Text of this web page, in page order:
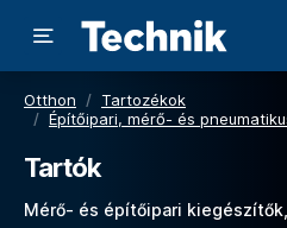
Otthon / Tartozékok
/ Építőipari, mérő- és
Tartók
Mérő- és építőipari